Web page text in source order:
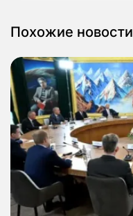
Похожие новости